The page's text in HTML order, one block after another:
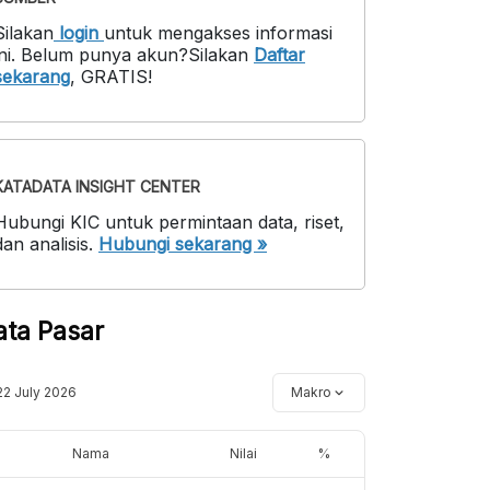
login untuk mengakses informasi
. Belum punya akun?Silakan Daftar
, GRATIS!
INSIGHT CENTER
KIC untuk permintaan data, riset,
analisis. Hubungi sekarang »
Pasar
July 2026 Makro
Nama Nilai %